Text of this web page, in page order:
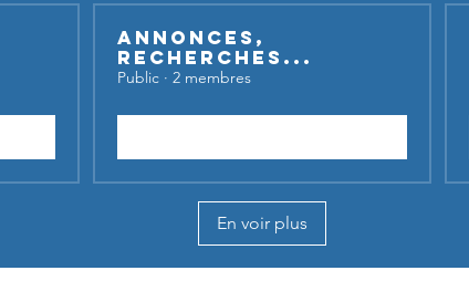
Annonces,
recherches...
Public · 2 membres
En voir plus